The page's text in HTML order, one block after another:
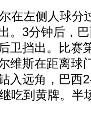
左侧人球分
。3分钟后，
卫挡出。比赛
维斯在距离球
入远角，巴西
吃到黄牌。半